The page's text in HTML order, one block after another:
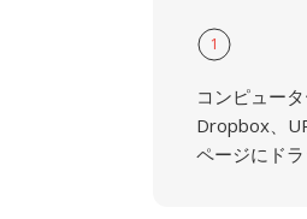
1
コンピュー
Dropbox、
ページにド